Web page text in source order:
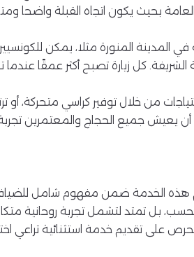
بحيث يكون اتجاه القبلة واضحا
في المدينة المنورة مثلا، يمكن
كل زيارة تصبح أكثر عمقًا
من خلال توفير كراسي متحركة،
أن يعيش جميع الحجاج والمعتمرين
الخدمة ضمن مفهوم شامل للضيافة
بل تمتد لتشمل تجربة روحانية
على تقديم خدمة استثنائية تراعي